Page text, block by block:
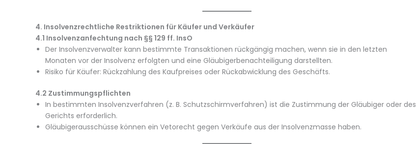
4. Insolvenzrechtliche Restriktionen für Käufer und Verkäufer
4.1 Insolvenzanfechtung nach §§ 129 ff. InsO
Der Insolvenzverwalter kann bestimmte Transaktionen rückgängig machen, wenn sie in den letzten
Monaten vor der Insolvenz erfolgten und eine Gläubigerbenachteiligung darstellten.
Risiko für Käufer: Rückzahlung des Kaufpreises oder Rückabwicklung des Geschäfts.
4.2 Zustimmungspflichten
In bestimmten Insolvenzverfahren (z. B. Schutzschirmverfahren) ist die Zustimmung der Gläubiger oder des
Gerichts erforderlich.
Gläubigerausschüsse können ein Vetorecht gegen Verkäufe aus der Insolvenzmasse haben.